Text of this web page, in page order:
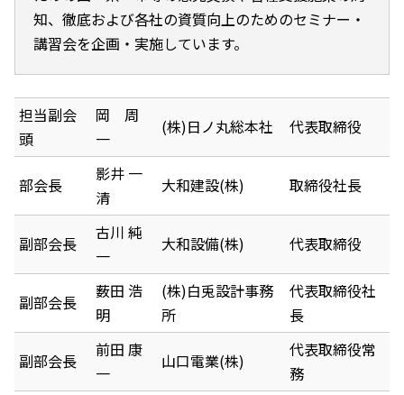
知、徹底および各社の資質向上のためのセミナー・
講習会を企画・実施しています。
担当副会
頭
岡 周
一
(株)日ノ丸総本社 代表取締役
部会長
影井 一
清
大和建設(株) 取締役社長
副部会長
古川 純
一
大和設備(株) 代表取締役
副部会長
薮田 浩
明
(株)白兎設計事務
所
代表取締役社
長
副部会長
前田 康
一
山口電業(株)
代表取締役常
務